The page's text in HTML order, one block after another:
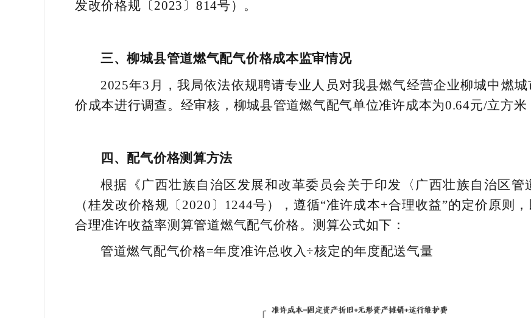
发改价格规〔2023〕814号）。
三、柳城县管道燃气配气价格成本监审情况
2025年3月，我局依法依规聘请专业人员对我县燃气经营企业柳城中燃
价成本进行调查。经审核，柳城县管道燃气配气单位准许成本为0.64元/立方米
四、 配气价格测算方法
根据《广西壮族自治区发展和改革委员会关于印发〈广西壮族自治区管
（桂发改价格规〔2020〕1244号），遵循“准许成本+合理收益”的定价原则
合理准许收益率测算管道燃气配气价格。测算公式如下：
管道燃气配气价格=年度准许总收入÷核定的年度配送气量